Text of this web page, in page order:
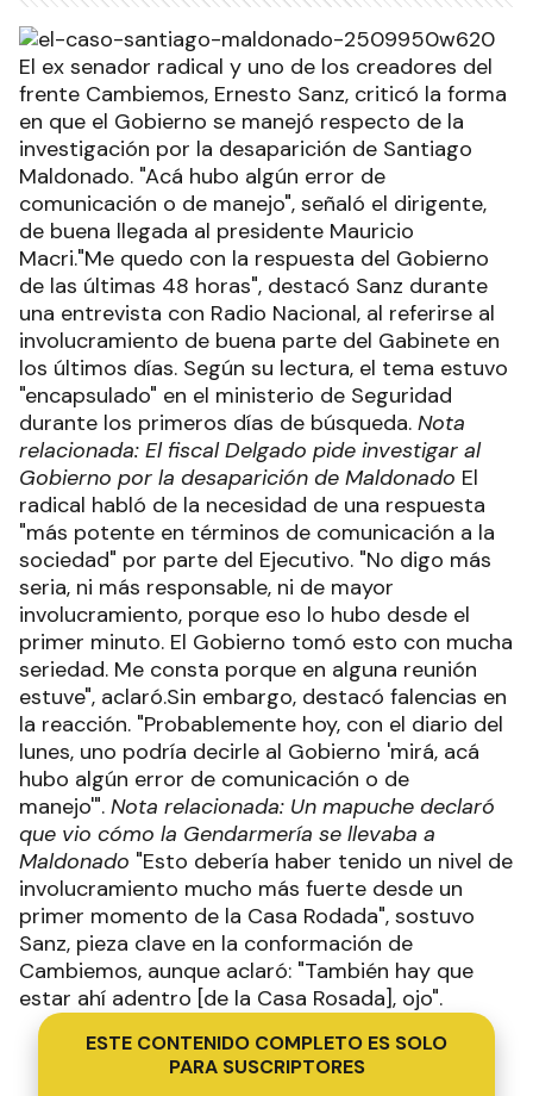
El ex senador radical y uno de los creadores del
frente Cambiemos, Ernesto Sanz, criticó la forma
en que el Gobierno se manejó respecto de la
investigación por la desaparición de Santiago
Maldonado. "Acá hubo algún error de
comunicación o de manejo", señaló el dirigente,
de buena llegada al presidente Mauricio
Macri."Me quedo con la respuesta del Gobierno
de las últimas 48 horas", destacó Sanz durante
una entrevista con Radio Nacional, al referirse al
involucramiento de buena parte del Gabinete en
los últimos días. Según su lectura, el tema estuvo
"encapsulado" en el ministerio de Seguridad
durante los primeros días de búsqueda. Nota
relacionada: El fiscal Delgado pide investigar al
Gobierno por la desaparición de Maldonado El
radical habló de la necesidad de una respuesta
"más potente en términos de comunicación a la
sociedad" por parte del Ejecutivo. "No digo más
seria, ni más responsable, ni de mayor
involucramiento, porque eso lo hubo desde el
primer minuto. El Gobierno tomó esto con mucha
seriedad. Me consta porque en alguna reunión
estuve", aclaró.Sin embargo, destacó falencias en
la reacción. "Probablemente hoy, con el diario del
lunes, uno podría decirle al Gobierno 'mirá, acá
hubo algún error de comunicación o de
manejo'". Nota relacionada: Un mapuche declaró
que vio cómo la Gendarmería se llevaba a
Maldonado "Esto debería haber tenido un nivel de
involucramiento mucho más fuerte desde un
primer momento de la Casa Rodada", sostuvo
Sanz, pieza clave en la conformación de
Cambiemos, aunque aclaró: "También hay que
estar ahí adentro [de la Casa Rosada], ojo".
ESTE CONTENIDO COMPLETO ES SOLO
PARA SUSCRIPTORES